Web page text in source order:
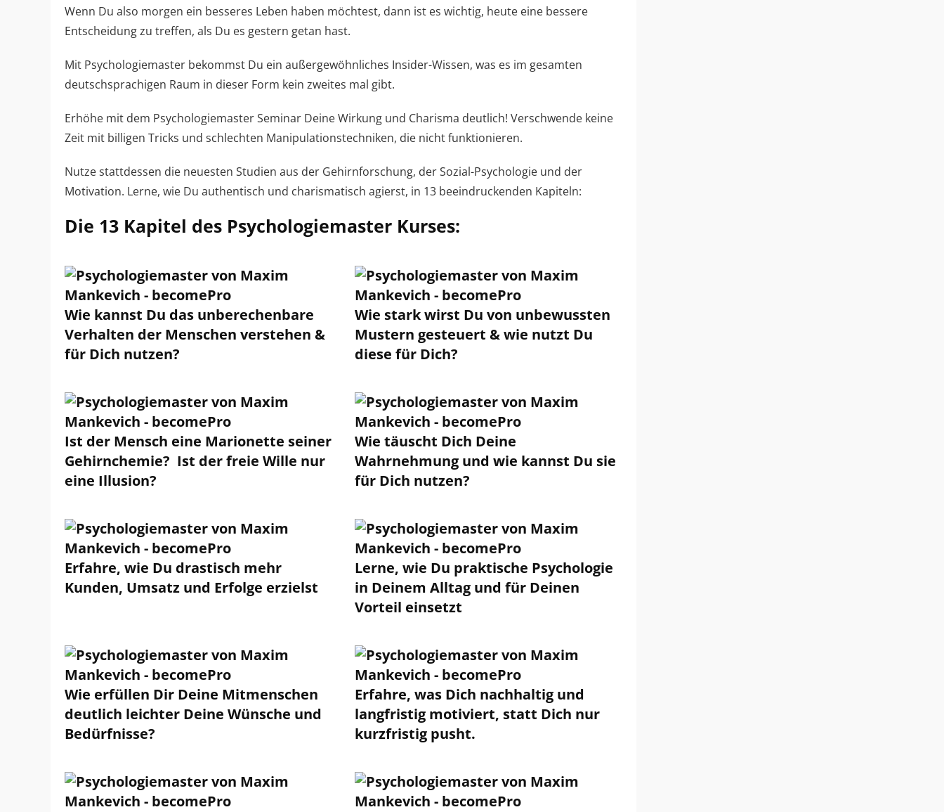
Wenn Du also morgen ein besseres Leben haben möchtest, dann ist es wichtig, heute eine bessere
Entscheidung zu treffen, als Du es gestern getan hast.
Mit Psychologiemaster bekommst Du ein außergewöhnliches Insider-Wissen, was es im gesamten
deutschsprachigen Raum in dieser Form kein zweites mal gibt.
Erhöhe mit dem Psychologiemaster Seminar Deine Wirkung und Charisma deutlich! Verschwende keine
Zeit mit billigen Tricks und schlechten Manipulationstechniken, die nicht funktionieren.
Nutze stattdessen die neuesten Studien aus der Gehirnforschung, der Sozial-Psychologie und der
Motivation. Lerne, wie Du authentisch und charismatisch agierst, in 13 beeindruckenden Kapiteln:
Die 13 Kapitel des Psychologiemaster Kurses:
Wie kannst Du das unberechenbare
Verhalten der Menschen verstehen &
für Dich nutzen?
Wie stark wirst Du von unbewussten
Mustern gesteuert & wie nutzt Du
diese für Dich?
Ist der Mensch eine Marionette seiner
Gehirnchemie? Ist der freie Wille nur
eine Illusion?
Wie täuscht Dich Deine
Wahrnehmung und wie kannst Du sie
für Dich nutzen?
Erfahre, wie Du drastisch mehr
Kunden, Umsatz und Erfolge erzielst
Lerne, wie Du praktische Psychologie
in Deinem Alltag und für Deinen
Vorteil einsetzt
Wie erfüllen Dir Deine Mitmenschen
deutlich leichter Deine Wünsche und
Bedürfnisse?
Erfahre, was Dich nachhaltig und
langfristig motiviert, statt Dich nur
kurzfristig pusht.